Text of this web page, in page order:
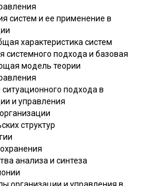
систем и ее применение в
характеристика систем
системного подхода и базовая
модель теории
подхода в
и управления
структур
анализа и синтеза
организации и управления в